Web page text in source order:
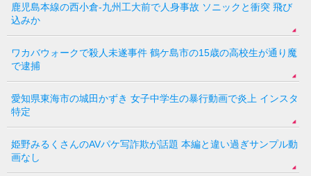
鹿児島本線の西小倉-九州工大前で人身事故 ソニックと衝突 飛び
込みか
ワカバウォークで殺人未遂事件 鶴ケ島市の15歳の高校生が通り魔
で逮捕
愛知県東海市の城田かずき 女子中学生の暴行動画で炎上 インスタ
特定
姫野みるくさんのAVパケ写詐欺が話題 本編と違い過ぎサンプル動
画なし